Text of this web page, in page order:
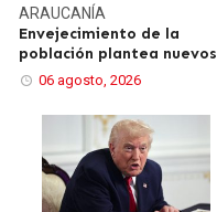
ARAUCANÍA
Envejecimiento de la
población plantea nuevos
06 agosto, 2026